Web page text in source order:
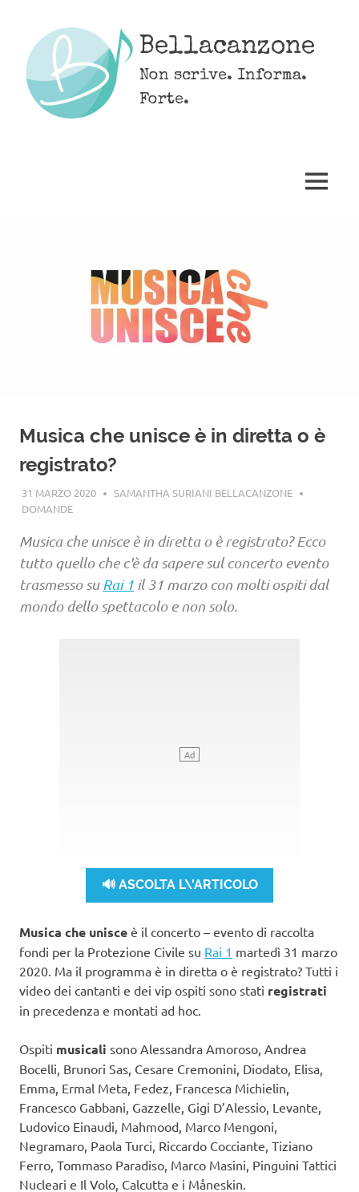
content
Bellacanzone
Non scrive. Informa.
Forte.
MENU
Musica che unisce è in diretta o è
registrato?
31 MARZO 2020
SAMANTHA SURIANI BELLACANZONE
DOMANDE
Musica che unisce è in diretta o è registrato? Ecco
tutto quello che c'è da sapere sul concerto evento
trasmesso suRai 1 il 31 marzo con molti ospiti dal
mondo dello spettacolo e non solo.
🔊 ASCOLTA L\'ARTICOLO
Musica che unisce è il concerto – evento di raccolta
fondi per la Protezione Civile su Rai 1 martedì 31 marzo
2020. Ma il programma è in diretta o è registrato? Tutti i
video dei cantanti e dei vip ospiti sono stati registrati
in precedenza e montati ad hoc.
Ospiti musicali sono Alessandra Amoroso, Andrea
Bocelli, Brunori Sas, Cesare Cremonini, Diodato, Elisa,
Emma, Ermal Meta, Fedez, Francesca Michielin,
Francesco Gabbani, Gazzelle, Gigi D’Alessio, Levante,
Ludovico Einaudi, Mahmood, Marco Mengoni,
Negramaro, Paola Turci, Riccardo Cocciante, Tiziano
Ferro, Tommaso Paradiso, Marco Masini, Pinguini Tattici
Nucleari e Il Volo, Calcutta e i Måneskin.